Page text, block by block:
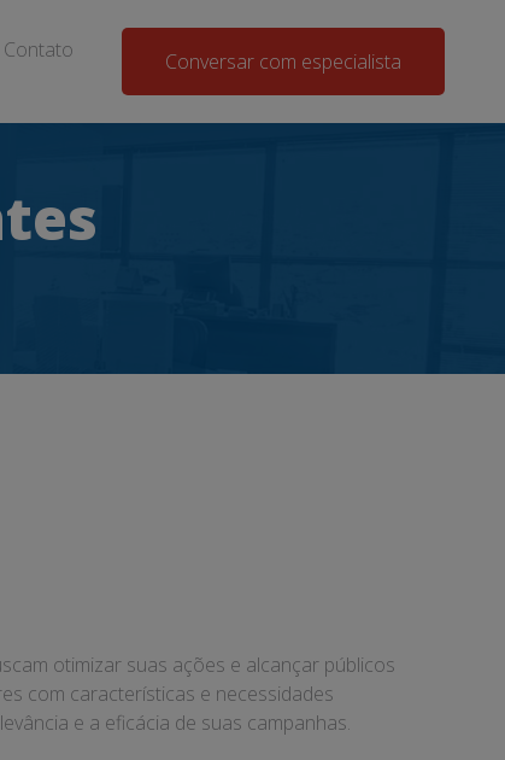
Contato Conversar com especialista
otimizar suas ações e alcançar públicos
com características e necessidades
e a eficácia de suas campanhas.